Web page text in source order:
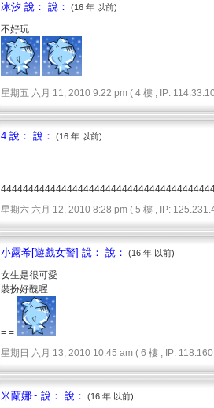
冰汐 說： 說： (16 年 以前)
不好玩
星期五 六月 11, 2010 9:22 pm ( 4 樓 , IP:
4 說： 說： (16 年 以前)
星期六 六月 12, 2010 8:28 pm ( 5 樓 , IP:
小露希[遊戲女警] 說： 說： (16 年 以前)
女生是很可愛
裝扮好醜喔
= =
星期日 六月 13, 2010 10:45 am ( 6 樓 , IP:
米蘭娜~ 說： 說： (16 年 以前)